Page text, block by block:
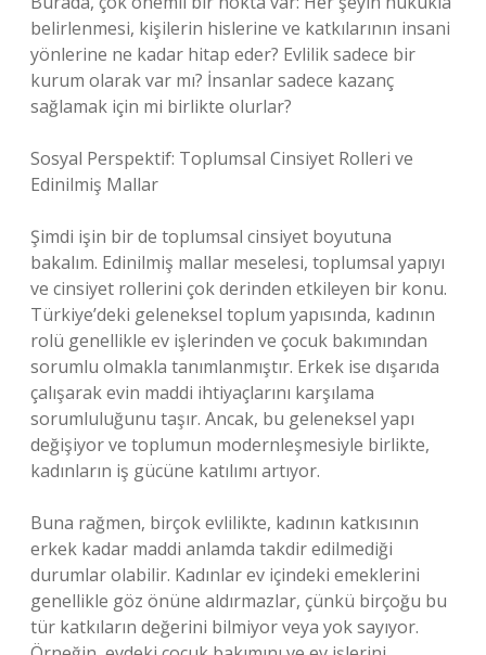
belirlenmesi, kişilerin hislerine ve katkılarının insani
yönlerine ne kadar hitap eder? Evlilik sadece bir
kurum olarak var mı? İnsanlar sadece kazanç
sağlamak için mi birlikte olurlar?
Sosyal Perspektif: Toplumsal Cinsiyet Rolleri ve
Edinilmiş Mallar
Şimdi işin bir de toplumsal cinsiyet boyutuna
bakalım. Edinilmiş mallar meselesi, toplumsal yapıyı
ve cinsiyet rollerini çok derinden etkileyen bir konu.
Türkiye’deki geleneksel toplum yapısında, kadının
rolü genellikle ev işlerinden ve çocuk bakımından
sorumlu olmakla tanımlanmıştır. Erkek ise dışarıda
çalışarak evin maddi ihtiyaçlarını karşılama
sorumluluğunu taşır. Ancak, bu geleneksel yapı
değişiyor ve toplumun modernleşmesiyle birlikte,
kadınların iş gücüne katılımı artıyor.
Buna rağmen, birçok evlilikte, kadının katkısının
erkek kadar maddi anlamda takdir edilmediği
durumlar olabilir. Kadınlar ev içindeki emeklerini
genellikle göz önüne aldırmazlar, çünkü birçoğu bu
tür katkıların değerini bilmiyor veya yok sayıyor.